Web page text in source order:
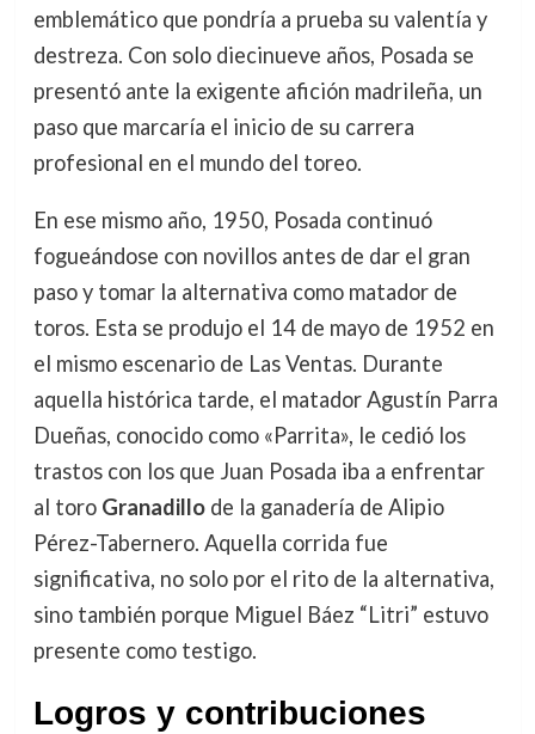
emblemático que pondría a prueba su valentía y
destreza. Con solo diecinueve años, Posada se
presentó ante la exigente afición madrileña, un
paso que marcaría el inicio de su carrera
profesional en el mundo del toreo.
En ese mismo año, 1950, Posada continuó
fogueándose con novillos antes de dar el gran
paso y tomar la alternativa como matador de
toros. Esta se produjo el 14 de mayo de 1952 en
el mismo escenario de Las Ventas. Durante
aquella histórica tarde, el matador Agustín Parra
Dueñas, conocido como «Parrita», le cedió los
trastos con los que Juan Posada iba a enfrentar
al toro Granadillode la ganadería de Alipio
Pérez-Tabernero. Aquella corrida fue
significativa, no solo por el rito de la alternativa,
sino también porque Miguel Báez “Litri” estuvo
presente como testigo.
Logros y contribuciones